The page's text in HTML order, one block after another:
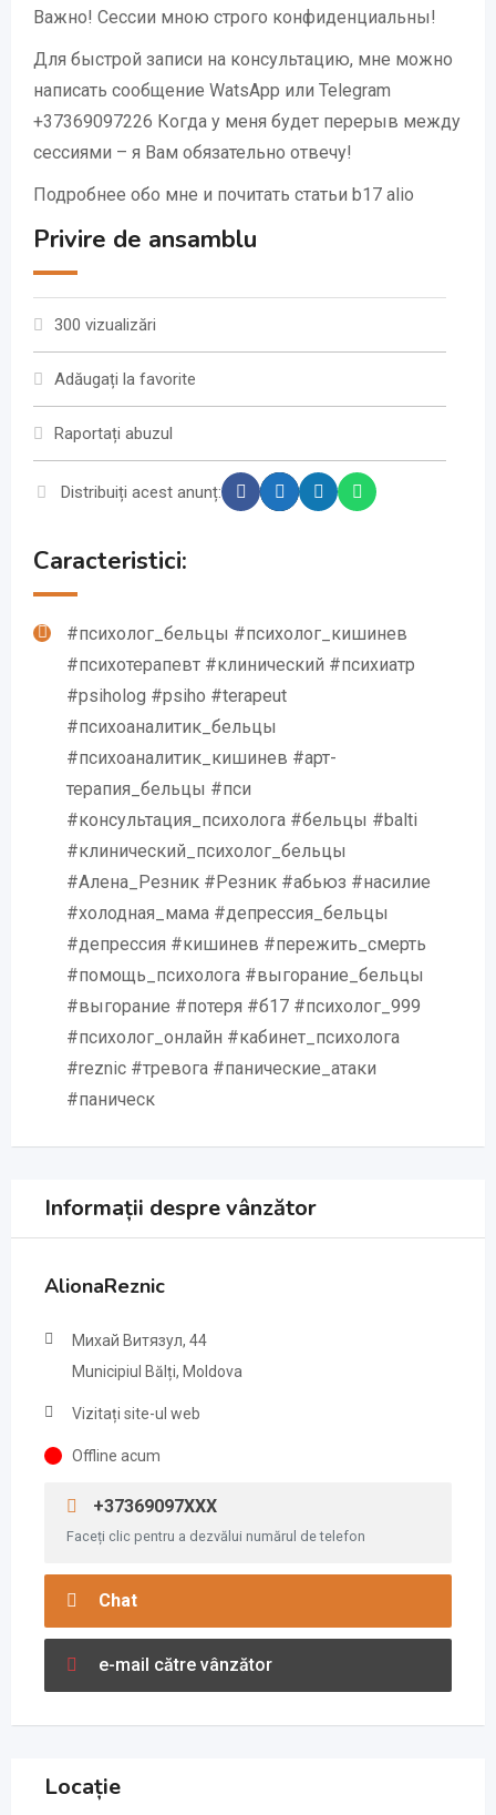
Важно! Сессии мною строго конфиденциальны!
Для быстрой записи на консультацию, мне можно
написать сообщение WatsApp или Telegram
+37369097226 Когда у меня будет перерыв между
сессиями – я Вам обязательно отвечу!
Подробнее обо мне и почитать статьи b17 alio
Privire de ansamblu
300 vizualizări
Adăugați la favorite
Raportați abuzul
Distribuiți acest anunț:
Caracteristici:
#психолог_бельцы #психолог_кишинев
#психотерапевт #клинический #психиатр
#psiholog #psiho #terapeut
#психоаналитик_бельцы
#психоаналитик_кишинев #арт-
терапия_бельцы #пси
#консультация_психолога #бельцы #balti
#клинический_психолог_бельцы
#Алена_Резник #Резник #абьюз #насилие
#холодная_мама #депрессия_бельцы
#депрессия #кишинев #пережить_смерть
#помощь_психолога #выгорание_бельцы
#выгорание #потеря #б17 #психолог_999
#психолог_онлайн #кабинет_психолога
#reznic #тревога #панические_атаки
#паническ
Informații despre vânzător
AlionaReznic
Михай Витязул, 44
Municipiul Bălți, Moldova
Vizitați site-ul web
Offline acum
+37369097XXX
Faceți clic pentru a dezvălui numărul de telefon
Chat
e-mail către vânzător
Locație